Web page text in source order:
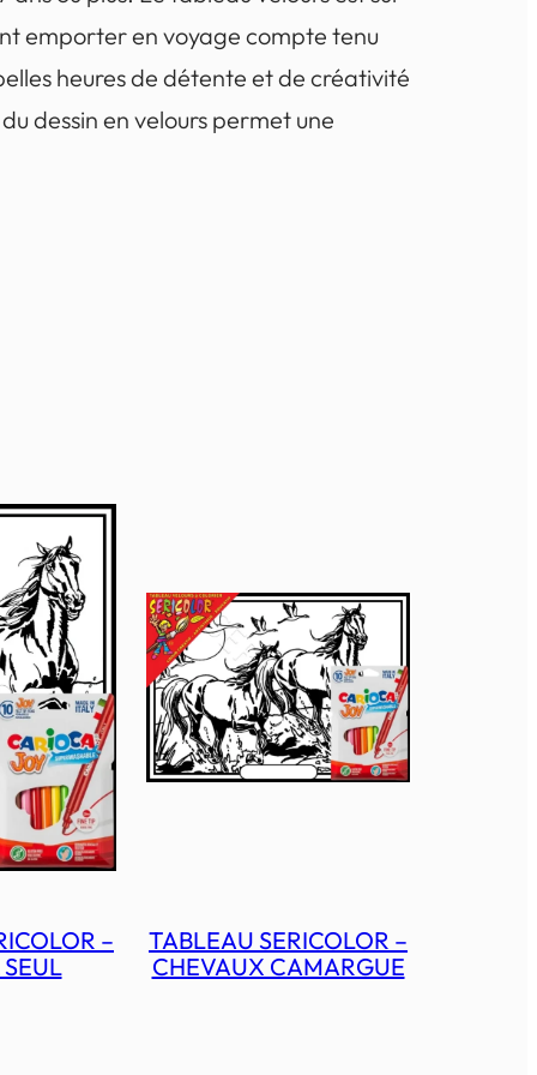
emporter en voyage compte tenu
heures de détente et de créativité
dessin en velours permet une
–
TABLEAU SERICOLOR –
CHEVAUX CAMARGUE